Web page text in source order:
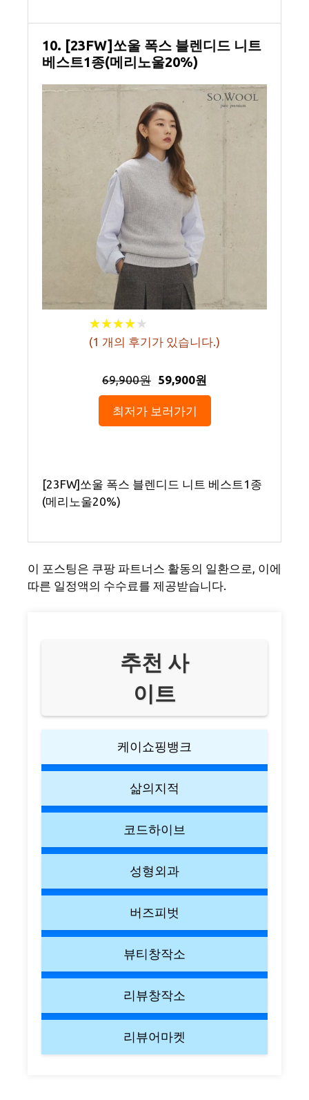
10. [23FW]쏘울 폭스 블렌디드 니트
베스트1종(메리노울20%)
★★★★★
★★★★★
(1 개의 후기가 있습니다.)
69,900원 59,900원
최저가 보러가기
[23FW]쏘울 폭스 블렌디드 니트 베스트1종
(메리노울20%)
이 포스팅은 쿠팡 파트너스 활동의 일환으로, 이에
따른 일정액의 수수료를 제공받습니다.
추천 사
이트
케이쇼핑뱅크
삶의지적
코드하이브
성형외과
버즈피벗
뷰티창작소
리뷰창작소
리뷰어마켓